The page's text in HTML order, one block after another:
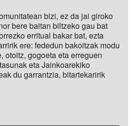
bizi, ez da jai giroko
bere baitan biltzeko gau bat
erritual bakar bat, ezta
ere: fededun bakoitzak modu
otoitz, gogoeta eta erreguen
eta Jainkoarekiko
du garrantzia, bitartekaririk